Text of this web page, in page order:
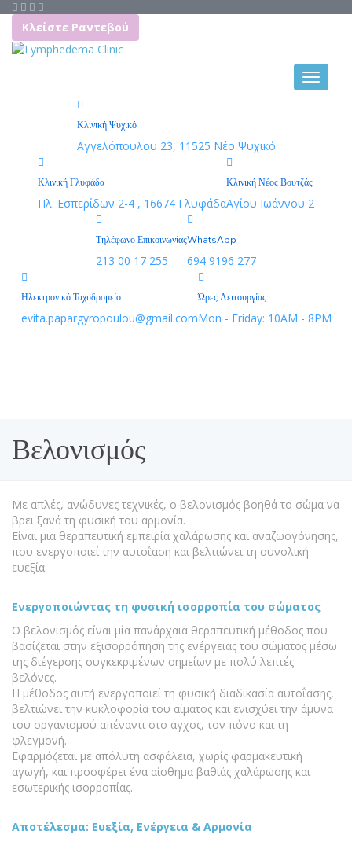
Κλείστε Ραντεβού
Κλινική Ψυχικό
Αγγελόπουλου 23, 11525 Νέο Ψυχικό
Κλινική Γλυφάδα
Πλ. Εσπερίδων 2-4 , 16674 Γλυφάδα
Κλινική Νέος Βουτζάς
Αγίου Ιωάννου 2
Τηλέφωνο Επικοινωνίας
213 00 17 255
WhatsApp
694 9196 277
Ηλεκτρονικό Ταχυδρομείο
evita.papargyropoulou@gmail.com
Ώρες Λειτουργίας
Mon - Friday: 10AM - 8PM
Βελονισμός
Με απλές, ανώδυνες τεχνικές, ο βελονισμός βοηθά το σώμα να
βρει ξανά τη φυσική του αρμονία.
Είναι μια θεραπευτική εμπειρία χαλάρωσης και αναζωογόνησης,
που ενεργοποιεί την αυτοΐαση και βελτιώνει τη συνολική
ευεξία.
Ενεργοποιώντας τη φυσική ισορροπία του σώματος
Ο βελονισμός είναι μία πανάρχαια θεραπευτική μέθοδος που
βασίζεται στην εξισορρόπηση της ενέργειας του σώματος μέσω
της διέγερσης συγκεκριμένων σημείων με πολύ λεπτές
βελόνες.
Η μέθοδος αυτή ενεργοποιεί τη φυσική διαδικασία αυτοΐασης,
βελτιώνει την κυκλοφορία του αίματος και ενισχύει την άμυνα
του οργανισμού απέναντι στο άγχος, τον πόνο και τη
φλεγμονή.
Εφαρμόζεται με απόλυτη ασφάλεια, χωρίς φαρμακευτική
αγωγή, και προσφέρει ένα αίσθημα βαθιάς χαλάρωσης και
εσωτερικής ισορροπίας.
Αποτέλεσμα: Ευεξία, Ενέργεια & Αρμονία